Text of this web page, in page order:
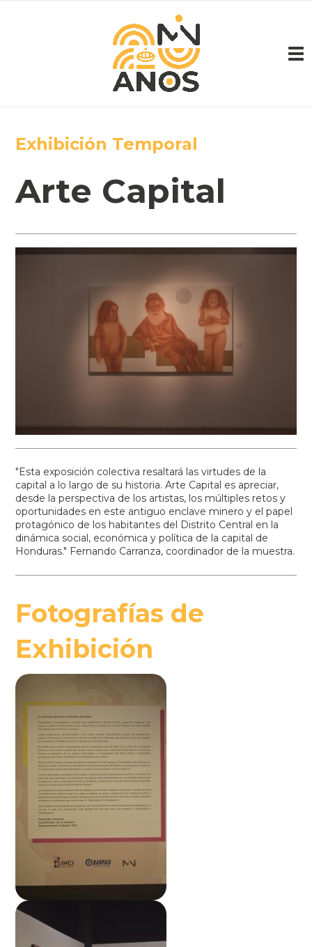
Exhibición Temporal
Arte Capital
"Esta exposición colectiva resaltará las virtudes de la
capital a lo largo de su historia. Arte Capital es apreciar,
desde la perspectiva de los artistas, los múltiples retos y
oportunidades en este antiguo enclave minero y el papel
protagónico de los habitantes del Distrito Central en la
dinámica social, económica y política de la capital de
Honduras." Fernando Carranza, coordinador de la muestra.
Fotografías de
Exhibición